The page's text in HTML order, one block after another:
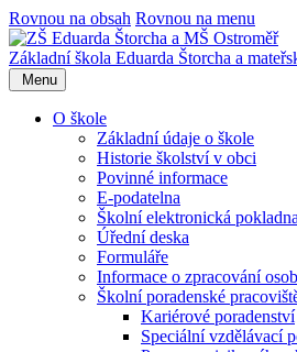
Rovnou na obsah Rovnou na menu
Základní škola Eduarda Štorcha a
Menu
O škole
Základní údaje o škole
Historie školství v obci
Povinné informace
E-podatelna
Školní elektronická pokladna
Úřední deska
Formuláře
Informace o zpracování
Školní poradenské
Kariérové poradenství
Speciální vzdělávací